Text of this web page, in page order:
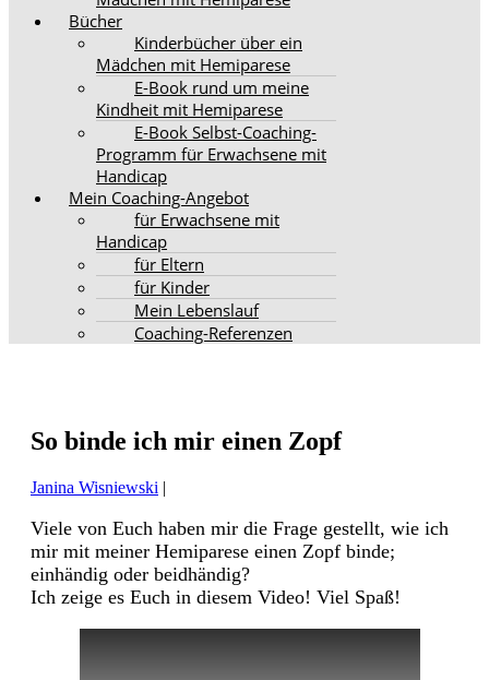
Bücher
Kinderbücher über ein
Mädchen mit Hemiparese
E-Book rund um meine
Kindheit mit Hemiparese
E-Book Selbst-Coaching-
Programm für Erwachsene mit
Handicap
Mein Coaching-Angebot
für Erwachsene mit
Handicap
für Eltern
für Kinder
Mein Lebenslauf
Coaching-Referenzen
So binde ich mir einen Zopf
Janina Wisniewski |
Viele von Euch haben mir die Frage gestellt, wie ich
mir mit meiner Hemiparese einen Zopf binde;
einhändig oder beidhändig?
Ich zeige es Euch in diesem Video! Viel Spaß!